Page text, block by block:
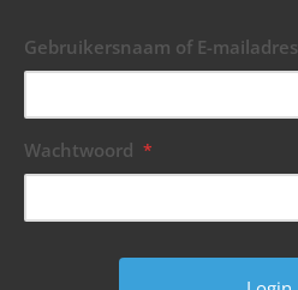
Gebruikersnaam of E-mailadres
Wachtwoord *